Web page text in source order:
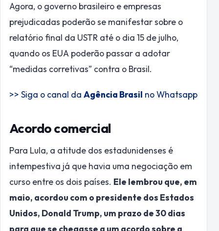
Agora, o governo brasileiro e empresas
prejudicadas poderão se manifestar sobre o
relatório final da USTR até o dia 15 de julho,
quando os EUA poderão passar a adotar
“medidas corretivas” contra o Brasil.
>> Siga o canal da Agência Brasil no Whatsapp
Acordo comercial
Para Lula, a atitude dos estadunidenses é
intempestiva já que havia uma negociação em
curso entre os dois países. Ele lembrou que, em
maio, acordou com o presidente dos Estados
Unidos, Donald Trump, um prazo de 30 dias
para que se chegasse a um acordo sobre a